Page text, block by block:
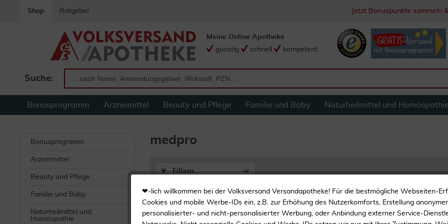
Shop Ratgeber Jetzt Bonuspunkte sammeln
Suche:
Meine Online Apotheke
günstig
schnell kompetent
Bonusprogramm Arzneimittel Beauty und Pflege Familie und Baby Naturheilmittel und Homöopathie
Bonusprogramm
Arzneimittel
Beauty und Pflege
Familie und Baby
Naturheilmittel und
Homöopathie
medpro
Filtern
medpro
❤-lich willkommen bei der Volksversand Versandapotheke! Für die bestmögliche Webseiten-
Cookies und mobile Werbe-IDs ein, z.B. zur Erhöhung des Nutzerkomforts, Erstellung
personalisierter- und nicht-personalisierter Werbung, oder Anbindung externer Service-